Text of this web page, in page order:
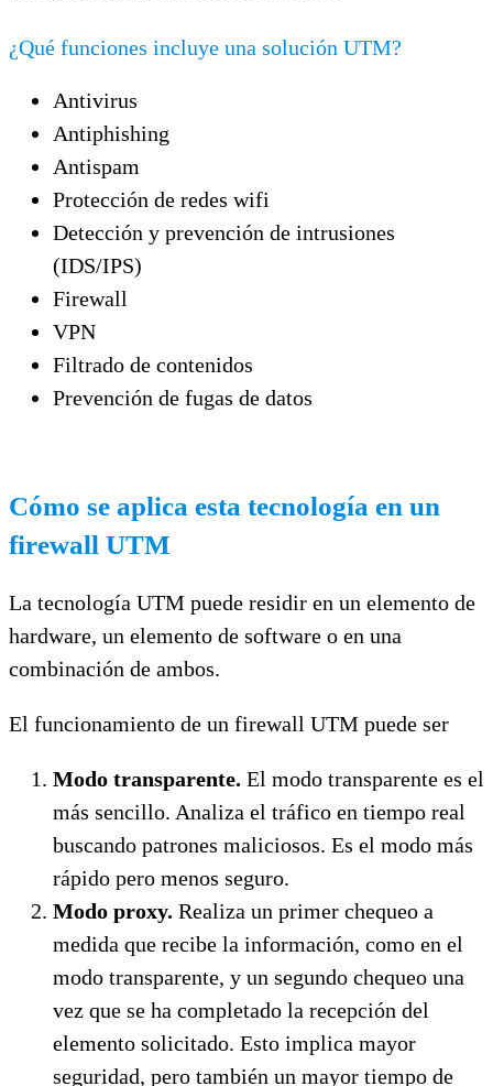
¿Qué funciones incluye una solución UTM?
Antivirus
Antiphishing
Antispam
Protección de redes wifi
Detección y prevención de intrusiones
(IDS/IPS)
Firewall
VPN
Filtrado de contenidos
Prevención de fugas de datos
Cómo se aplica esta tecnología en un
firewall UTM
La tecnología UTM puede residir en un elemento de
hardware, un elemento de software o en una
combinación de ambos.
El funcionamiento de un firewall UTM puede ser
Modo transparente. El modo transparente es el
más sencillo. Analiza el tráfico en tiempo real
buscando patrones maliciosos. Es el modo más
rápido pero menos seguro.
Modo proxy. Realiza un primer chequeo a
medida que recibe la información, como en el
modo transparente, y un segundo chequeo una
vez que se ha completado la recepción del
elemento solicitado. Esto implica mayor
seguridad, pero también un mayor tiempo de